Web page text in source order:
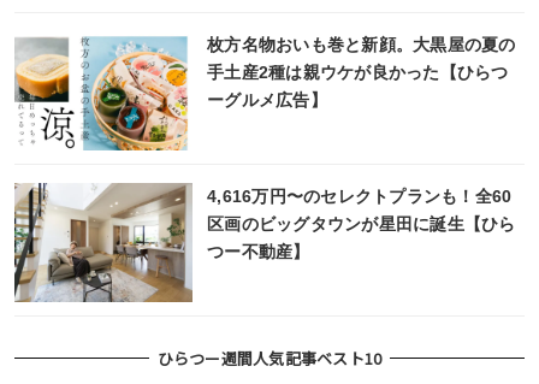
枚方名物おいも巻と新顔。大黒屋の夏の
手土産2種は親ウケが良かった【ひらつ
ーグルメ広告】
4,616万円〜のセレクトプランも！全60
区画のビッグタウンが星田に誕生【ひら
つー不動産】
ひらつー週間人気記事ベスト10